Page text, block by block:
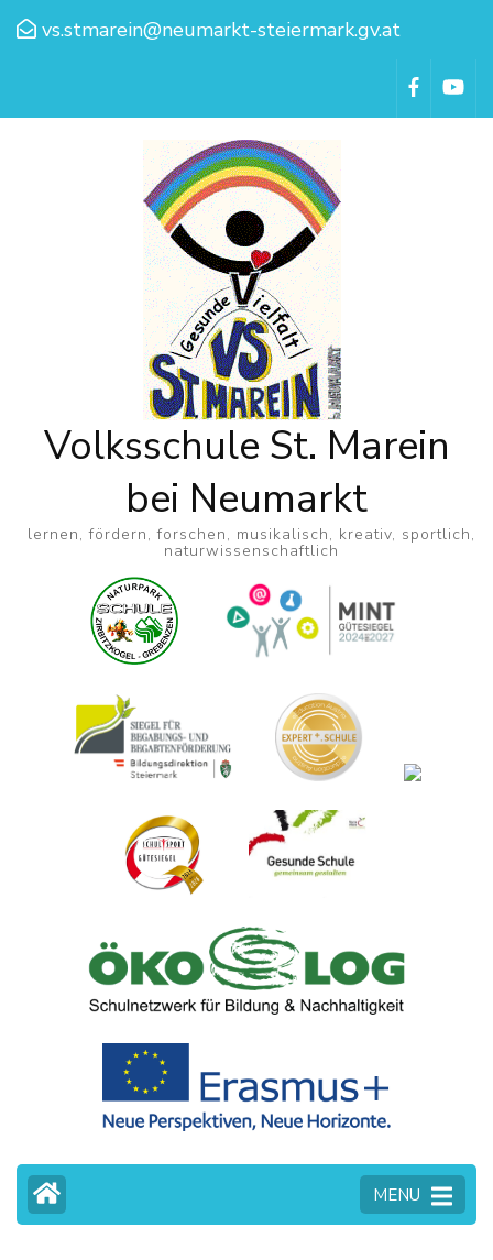
vs.stmarein@neumarkt-steiermark.gv.at
Volksschule St. Marein
bei Neumarkt
lernen, fördern, forschen, musikalisch, kreativ, sportlich,
naturwissenschaftlich
MENU